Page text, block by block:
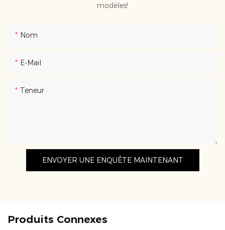
modèles!
Nom
E-Mail
Teneur
ENVOYER UNE ENQUÊTE MAINTENANT
Produits Connexes